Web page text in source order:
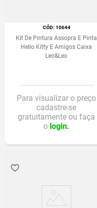
:10644
Kit De Pintura Assopra E Pinta
Hello Kitty E Amigos Caixa
Leo&Leo
Para visualizar o preço
cadastre-se
gratuitamente ou faça
o login.